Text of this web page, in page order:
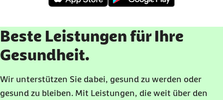
Beste Leistungen für Ihre
Gesundheit.
Wir unterstützen Sie dabei, gesund zu werden oder
gesund zu bleiben. Mit Leistungen, die weit über den